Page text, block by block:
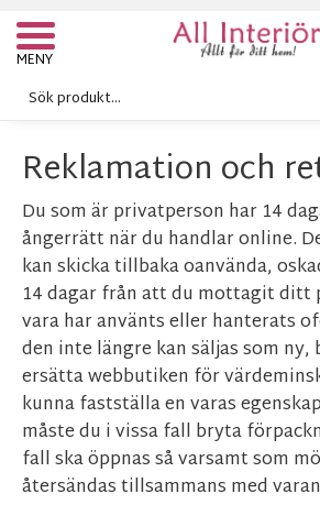
Meny
Reklamation och
Du som är privatperson har 14
ångerrätt när du handlar online.
kan skicka tillbaka oanvända,
14 dagar från att du mottagit ditt
vara har använts eller hanterats
den inte längre kan säljas som
ersätta webbutiken för
kunna fastställa en varas
måste du i vissa fall bryta
fall ska öppnas så varsamt som
återsändas tillsammans med